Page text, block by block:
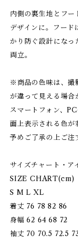
内側の裏生地とフ
デザインに。フード
かり防ぐ設計になっ
両立。
※商品の色味は、撮
が違って見える場
スマートフォン、
面上表示される色が
予めご了承の上ご注
サイズチャート・ア
SIZE CHART(cm)
S M L XL
着丈 76 78 82 86
身幅 62 64 68 72
袖丈 70 70.5 72.5